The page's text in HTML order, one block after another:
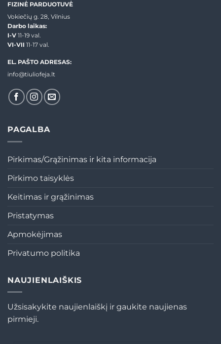
FIZINĖ PARDUOTUVĖ
Vokiečių g. 28, Vilnius
Darbo laikas:
I-V 11-19 val.
VI-VII 11-17 val.
EL. PAŠTO ADRESAS:
info@tiuliofeja.lt
PAGALBA
Pirkimas/Grąžinimas ir kita informacija
Pirkimo taisyklės
Keitimas ir grąžinimas
Pristatymas
Apmokėjimas
Privatumo politika
NAUJIENLAIŠKIS
Užsisakykite naujienlaiškį ir gaukite naujienas
pirmieji.